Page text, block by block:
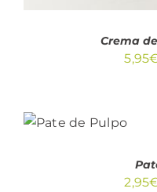
Crema
5,95
CARRITO
2,95